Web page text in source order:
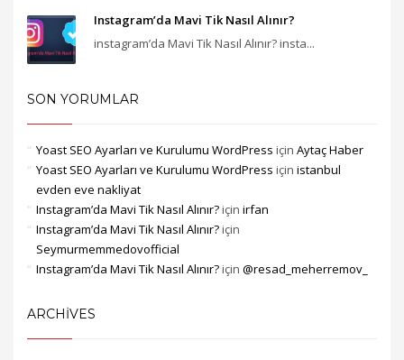
Instagram’da Mavi Tik Nasıl Alınır?
instagram’da Mavi Tik Nasıl Alınır? insta...
SON YORUMLAR
Yoast SEO Ayarları ve Kurulumu WordPress için Aytaç Haber
Yoast SEO Ayarları ve Kurulumu WordPress için istanbul
evden eve nakliyat
Instagram’da Mavi Tik Nasıl Alınır?için irfan
Instagram’da Mavi Tik Nasıl Alınır?için
Seymurmemmedovofficial
Instagram’da Mavi Tik Nasıl Alınır?için @resad_meherremov_
ARCHIVES